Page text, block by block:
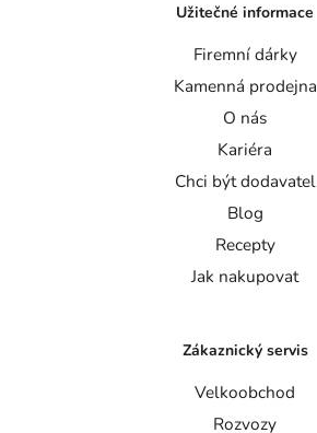
Užitečné informace
Firemní dárky
Kamenná prodejna
O nás
Kariéra
Chci být dodavatel
Blog
Recepty
Jak nakupovat
Zákaznický servis
Velkoobchod
Rozvozy